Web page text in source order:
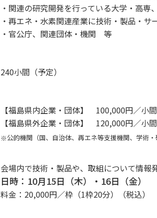
関連の研究開発を行っている大学・高専
再エネ・水素関連産業に技術・製品・サ
官公庁、関連団体・機関 等
240小間（予定）
【福島県内企業・団体】 100,000円／小間
【福島県外企業・団体】 120,000円／小間
公的機関（国、自治体、再エネ等支援機関、学術
会場内で技術・製品や、取組について情報
日時：10月15日（木）・16日（金）
料金：20,000円／枠（1枠20分）（税込）